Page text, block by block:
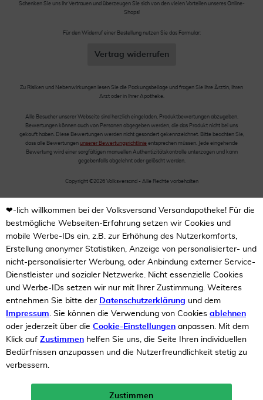
Schenken Sie uns Ihr Vertrauen und überzeugen Sie sich von den vielen Vorteilen unseres Online-
Shops!
Für den Widerruf einer Bestellung nutzen Sie das Formular:
Vertrag widerrufen
Zu Risiken und Nebenwirkungen lesen Sie die Packungsbeilage und fragen Sie Ihre Ärztin, Ihren
Arzt oder in Ihrer Apotheke.
Alle Besucher unserer Webseite sind herzlich eingeladen, Produktbewertungen abzugeben.
Bewertungen können auch von Personen abgegeben werden, die das Produkt nicht bei uns
gekauft haben. Diese Bewertungen werden nicht gesondert gekennzeichnet. Bitte beachten Sie,
dass alle Bewertungen unserer Bewertungsrichtlinie entsprechen müssen. Jede eingehende
Bewertung wird einer sorgfältigen manuellen Authentizitätskontrolle unterzogen und kann
gegebenfalls abgelehnt oder gelöscht werden.
Copyright ©2026 Volksversand - Alle Rechte vorbehalten
❤-lich willkommen bei der Volksversand Versandapotheke! Für die
bestmögliche Webseiten-Erfahrung setzen wir Cookies und
mobile Werbe-IDs ein, z.B. zur Erhöhung des Nutzerkomforts,
Erstellung anonymer Statistiken, Anzeige von personalisierter- und
nicht-personalisierter Werbung, oder Anbindung externer Service-
Dienstleister und sozialer Netzwerke. Nicht essenzielle Cookies
und Werbe-IDs setzen wir nur mit Ihrer Zustimmung. Weiteres
entnehmen Sie bitte der Datenschutzerklärung und dem
Impressum. Sie können die Verwendung von Cookies ablehnen
oder jederzeit über die Cookie-Einstellungen anpassen. Mit dem
Klick auf Zustimmen helfen Sie uns, die Seite Ihren individuellen
Bedürfnissen anzupassen und die Nutzerfreundlichkeit stetig zu
verbessern.
Zustimmen